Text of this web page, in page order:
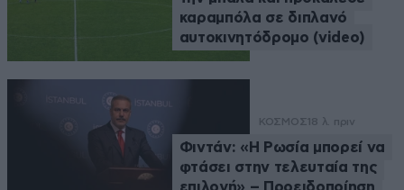
καραμπόλα σε διπλανό
αυτοκινητόδρομο (video)
ΚΟΣΜΟΣ 18 λ. πριν
Φιντάν: «Η Ρωσία μπορεί να
φτάσει στην τελευταία της
επιλογή» – Προειδοποίηση